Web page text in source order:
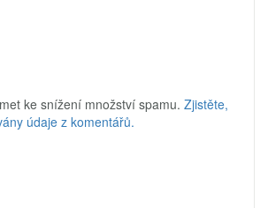
ke snížení množství spamu. Zjistěte,
údaje z komentářů.